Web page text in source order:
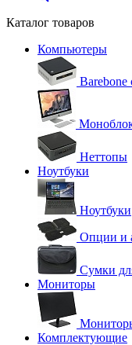
Каталог товаров
Компьютеры
Barebone
Неттопы
Ноутбуки
Ноутбуки
Опции и
Сумки
Мониторы
Комплектующие